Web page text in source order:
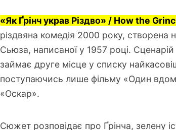
«Як Ґрінч украв Різдво» / How the
різдвяна комедія 2000 року, створена
Сьюза, написаної у 1957 році.
займає друге місце у списку
поступаючись лише фільму «Один
«Оскар».
Сюжет розповідає про Ґрінча, зелену